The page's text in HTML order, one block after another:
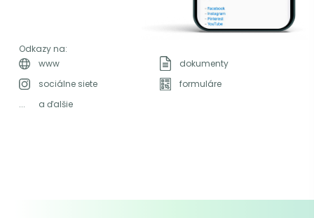
Odkazy na:
www
dokumenty
sociálne siete
formuláre
...
a ďalšie